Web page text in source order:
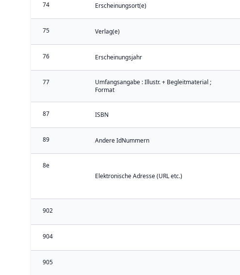
74 Erscheinungsort(e)
75 Verlag(e)
76 Erscheinungsjahr
77
Umfangsangabe : Illustr. + Begleitmaterial ;
Format
87 ISBN
89 Andere IdNummern
8e
Elektronische Adresse (URL etc.)
902
904
905